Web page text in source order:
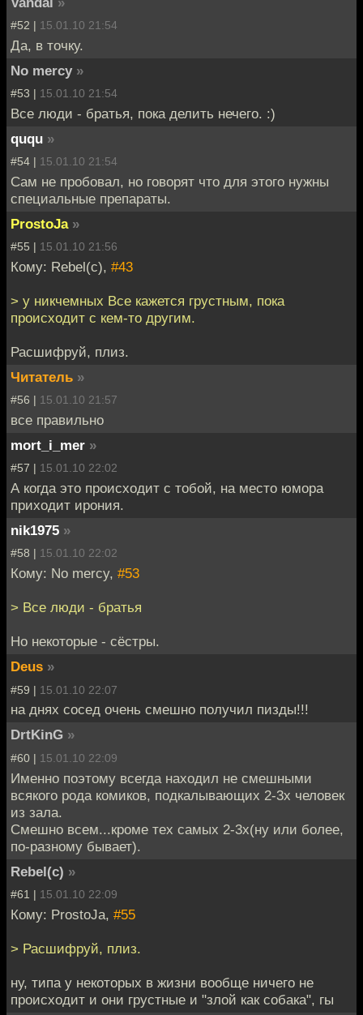
#52 | 15.01.10 21:54
Да, в точку.
No mercy »
#53 | 15.01.10 21:54
Все люди - братья, пока делить нечего. :)
ququ »
#54 | 15.01.10 21:54
Сам не пробовал, но говорят что для этого нужны
специальные препараты.
ProstoJa »
#55 | 15.01.10 21:56
Кому: Rebel(c), #43
> у никчемных Все кажется грустным, пока
происходит с кем-то другим.
Расшифруй, плиз.
Читатель »
#56 | 15.01.10 21:57
все правильно
mort_i_mer »
#57 | 15.01.10 22:02
А когда это происходит с тобой, на место юмора
приходит ирония.
nik1975 »
#58 | 15.01.10 22:02
Кому: No mercy, #53
> Все люди - братья
Но некоторые - сёстры.
Deus »
#59 | 15.01.10 22:07
на днях сосед очень смешно получил пизды!!!
DrtKinG »
#60 | 15.01.10 22:09
Именно поэтому всегда находил не смешными
всякого рода комиков, подкалывающих 2-3х человек
из зала.
Смешно всем...кроме тех самых 2-3х(ну или более,
по-разному бывает).
Rebel(c) »
#61 | 15.01.10 22:09
Кому: ProstoJa, #55
> Расшифруй, плиз.
ну, типа у некоторых в жизни вообще ничего не
происходит и они грустные и "злой как собака", гы